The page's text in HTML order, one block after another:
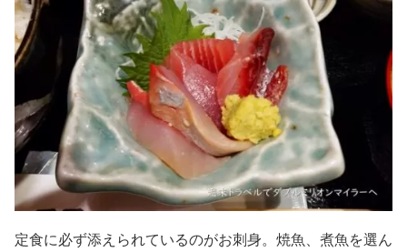
定食に必ず添えられているのがお刺身。焼魚、煮魚を選ん